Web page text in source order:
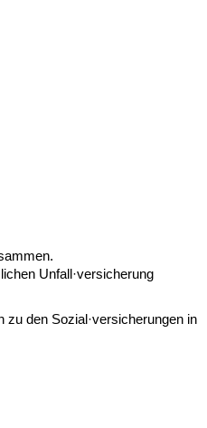
Unfall·versicherung
zu den Sozial·versicherungen in